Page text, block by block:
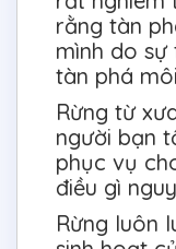
rằng tàn
mình do sự
tàn phá
Rừng từ
người bạn
phục vụ
điều gì
Rừng luôn